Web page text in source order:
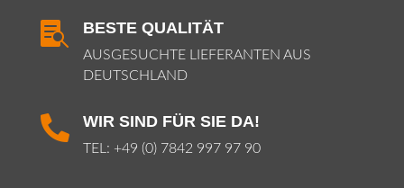
 BESTE QUALITÄT
AUSGESUCHTE LIEFERANTEN AUS
DEUTSCHLAND
 WIR SIND FÜR SIE DA!
TEL: +49 (0) 7842 997 97 90